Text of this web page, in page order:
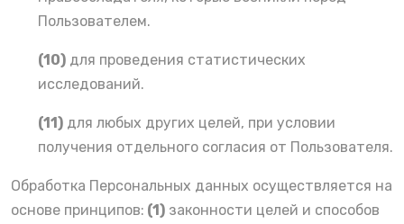
Пользователем.
(10) для проведения статистических
исследований.
(11) для любых других целей, при условии
получения отдельного согласия от Пользователя.
Обработка Персональных данных осуществляется на
основе принципов: (1) законности целей и способов